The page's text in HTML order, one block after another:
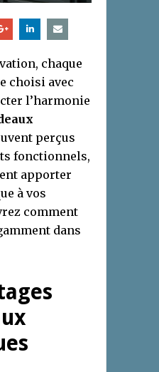
chaque
choisi avec
l’harmonie
perçus
fonctionnels,
apporter
à vos
comment
dans